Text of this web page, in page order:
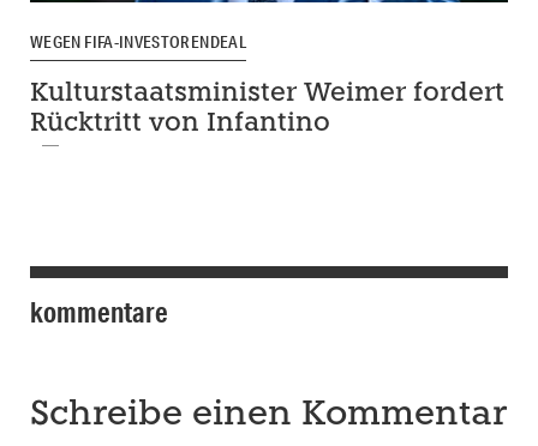
WEGEN FIFA-INVESTORENDEAL
Kulturstaatsminister Weimer fordert
Rücktritt von Infantino
kommentare
Schreibe einen Kommentar